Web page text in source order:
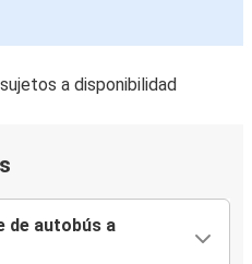
a disponibilidad
de autobús a